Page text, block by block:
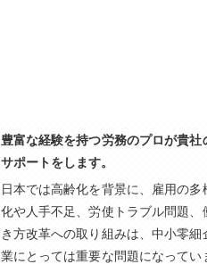
豊富な経験を持つ労務のプロが貴社
サポートをします。
日本では高齢化を背景に、雇用の多
化や人手不足、労使トラブル問題、
き方改革への取り組みは、中小零細
業にとっては重要な問題になってい